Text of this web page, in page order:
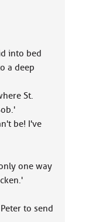
into bed
a deep
St.
be! I've
one way
to send